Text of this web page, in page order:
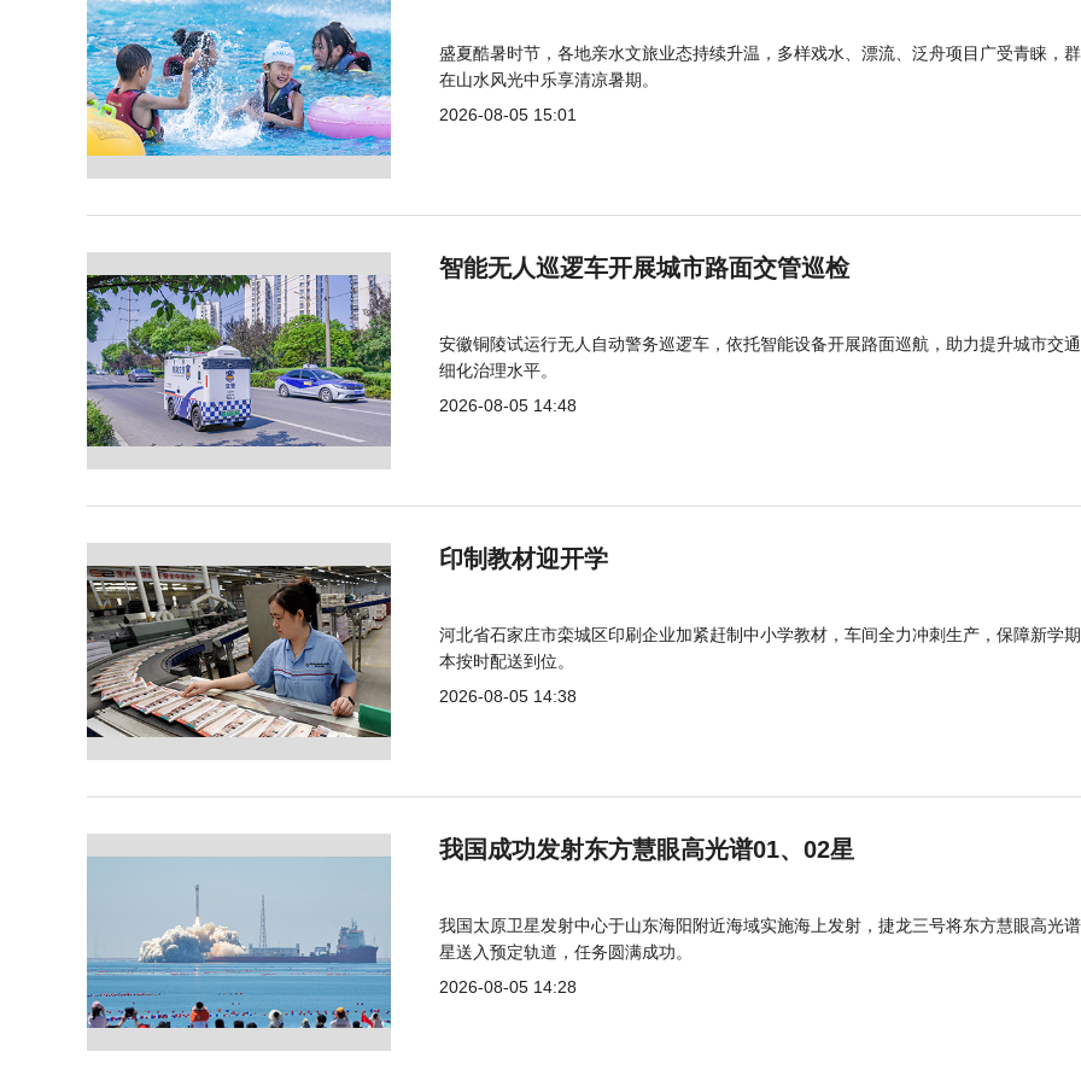
盛夏酷暑时节，各地亲水文旅业态持续升温，多样戏水、漂流、泛舟项目广受青睐，
在山水风光中乐享清凉暑期。
2026-08-05 15:01
智能无人巡逻车开展城市路面交管巡检
安徽铜陵试运行无人自动警务巡逻车，依托智能设备开展路面巡航，助力提升城市交
细化治理水平。
2026-08-05 14:48
印制教材迎开学
河北省石家庄市栾城区印刷企业加紧赶制中小学教材，车间全力冲刺生产，保障新学
本按时配送到位。
2026-08-05 14:38
我国成功发射东方慧眼高光谱01、02星
我国太原卫星发射中心于山东海阳附近海域实施海上发射，捷龙三号将东方慧眼高光
星送入预定轨道，任务圆满成功。
2026-08-05 14:28